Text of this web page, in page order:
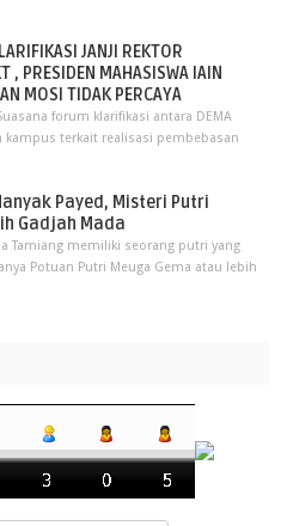
JANJI REKTOR
, PRESIDEN MAHASISWA IAIN
MOSI TIDAK PERCAYA
forum klarifikasi antara DEMA
kampus terkait realisasi pembebasan
Payed, Misteri Putri
Gadjah Mada
Tamiang memiliki seorang putri yang
Potuan Putri Meuga Gema atau lebih